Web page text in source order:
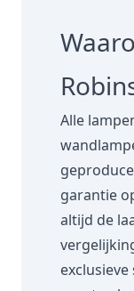
Alle
garantie
altijd de